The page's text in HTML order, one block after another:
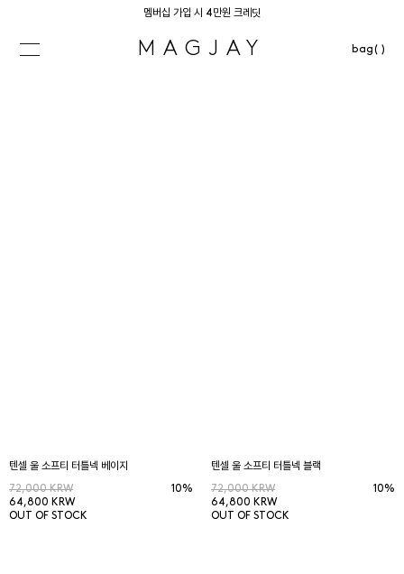
멤버십 가입 시 4만원 크레딧
MAGJAY bag( )
텐셀 울 소프티 터틀넥 베이지
72,000 KRW
64,800 KRW
10%
OUT OF STOCK
텐셀 울 소프티 터틀넥 블랙
72,000 KRW
64,800 KRW
10%
OUT OF STOCK